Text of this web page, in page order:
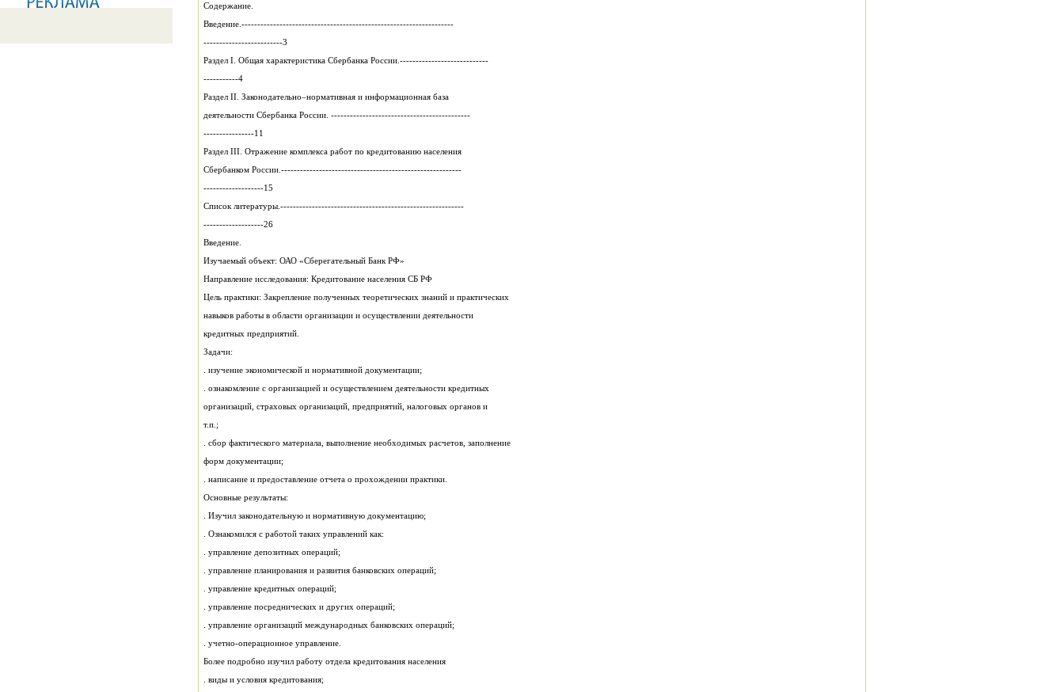
Содержание.
Введение.-------------------------------------------------------------------
-------------------------3
Раздел I. Общая характеристика Сбербанка России.----------------------------
-----------4
Раздел II. Законодательно–нормативная и информационная база
деятельности Сбербанка России. --------------------------------------------
----------------11
Раздел III. Отражение комплекса работ по кредитованию населения
Сбербанком России.---------------------------------------------------------
-------------------15
Список литературы.----------------------------------------------------------
-------------------26
Введение.
Изучаемый объект: ОАО «Сберегательный Банк РФ»
Направление исследования: Кредитование населения СБ РФ
Цель практики: Закрепление полученных теоретических знаний и практических
навыков работы в области организации и осуществлении деятельности
кредитных предприятий.
Задачи:
. изучение экономической и нормативной документации;
. ознакомление с организацией и осуществлением деятельности кредитных
организаций, страховых организаций, предприятий, налоговых органов и
т.п.;
. сбор фактического материала, выполнение необходимых расчетов, заполнение
форм документации;
. написание и предоставление отчета о прохождении практики.
Основные результаты:
. Изучил законодательную и нормативную документацию;
. Ознакомился с работой таких управлений как:
. управление депозитных операций;
. управление планирования и развития банковских операций;
. управление кредитных операций;
. управление посреднических и других операций;
. управление организаций международных банковских операций;
. учетно-операционное управление.
Более подробно изучил работу отдела кредитования населения
. виды и условия кредитования;